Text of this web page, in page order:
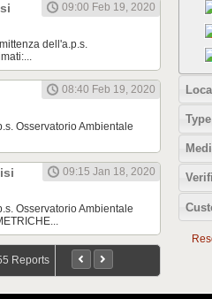
09:00 Feb 19, 2020
dell'a.p.s.
08:40 Feb 19, 2020
Osservatorio Ambientale
09:15 Jan 18, 2020
Osservatorio Ambientale
Reports
Type